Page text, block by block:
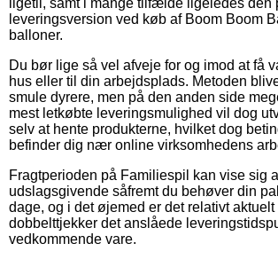
leveringsversion ved køb af Boom Boom
balloner.
Du bør lige så vel afveje for og imod at få
hus eller til din arbejdsplads. Metoden
smule dyrere, men på den anden side
mest letkøbte leveringsmulighed vil dog
selv at hente produkterne, hvilket dog
befinder dig nær online virksomhedens
Fragtperioden på Familiespil kan vise sig
udslagsgivende såfremt du behøver din
dage, og i det øjemed er det relativt aktuelt
dobbelttjekker det anslåede
vedkommende vare.